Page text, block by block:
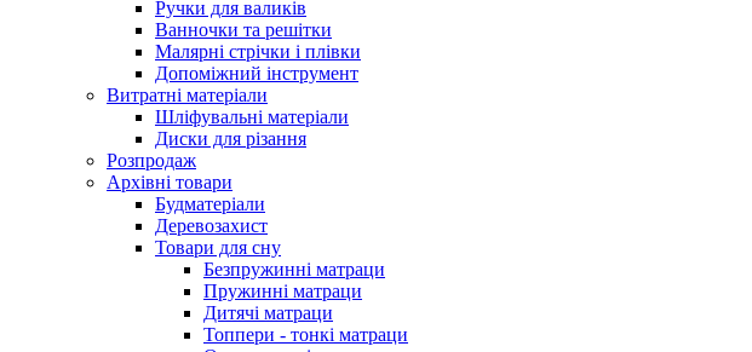
Ручки для валиків
Ванночки та решітки
Малярні стрічки і плівки
Допоміжний інструмент
Витратні матеріали
Шліфувальні матеріали
Диски для різання
Розпродаж
Архівні товари
Будматеріали
Деревозахист
Товари для сну
Безпружинні матраци
Пружинні матраци
Дитячі матраци
Топпери - тонкі матраци